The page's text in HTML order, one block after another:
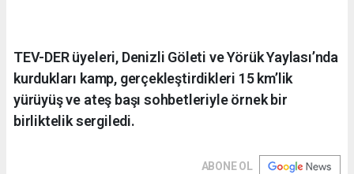
TEV-DER üyeleri, Denizli Göleti ve Yörük Yaylası’nda
kurdukları kamp, gerçekleştirdikleri 15 km’lik
yürüyüş ve ateş başı sohbetleriyle örnek bir
birliktelik sergiledi.
ABONE OL